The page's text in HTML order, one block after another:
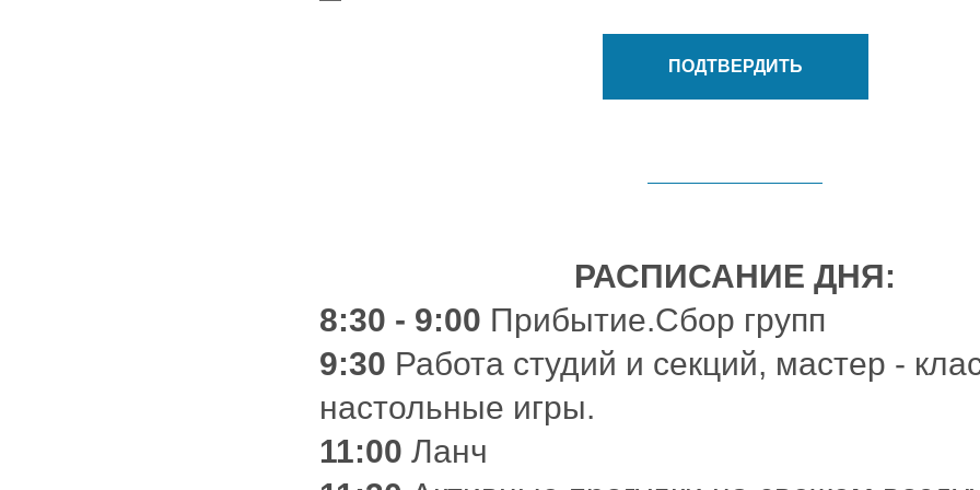
ПОДТВЕРДИТЬ
РАСПИСАНИЕ ДНЯ:
8:30 - 9:00 Прибытие.Сбор групп
9:30 Работа студий и секций, мастер -
настольные игры.
11:00 Ланч